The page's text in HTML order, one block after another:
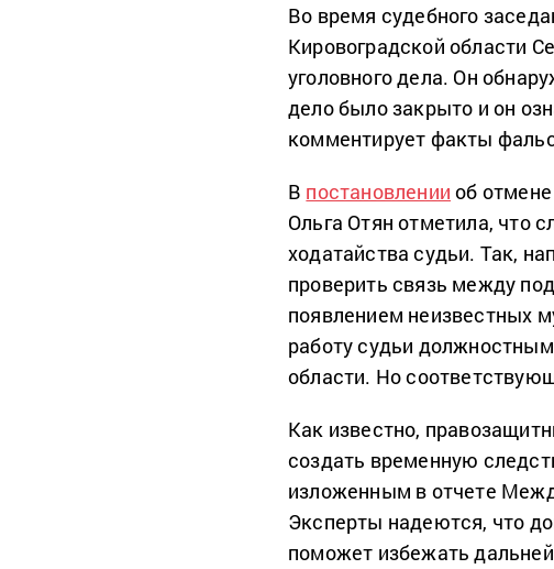
Во время судебного
Кировоградской области
уголовного дела. Он
дело было закрыто и он
комментирует факты
В постановлении об
Ольга Отян отметила, что
ходатайства судьи. Так,
проверить связь между
появлением неизвестных
работу судьи
области. Но
Как известно,
создать временную
изложенным в отчете
Эксперты надеются, что
поможет избежать